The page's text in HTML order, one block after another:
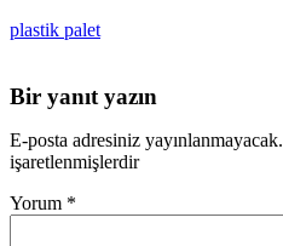
plastik palet
Bir yanıt yazın
E-posta adresiniz yayınlanmayacak.
işaretlenmişlerdir
Yorum *